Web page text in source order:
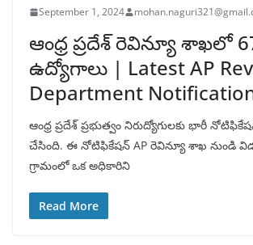
September 1, 2024
ఆంధ్ర ప్రదేశ్ రెవిన్యూ శాఖలో
ఉద్యోగాలు | Latest AP
Department
ఆంధ్ర ప్రదేశ్ ప్రభుత్వం నిరుద్యోగులకు భారీ
చేసింది. ఈ నోటిఫికేషన్ AP రెవిన్యూ శాఖ నుండి
గ్రామంలో ఒక అధికారిని
Read More